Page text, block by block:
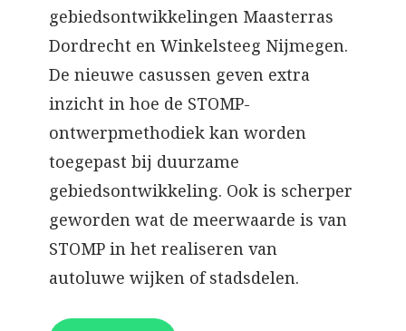
gebiedsontwikkelingen Maasterras
Dordrecht en Winkelsteeg Nijmegen.
De nieuwe casussen geven extra
inzicht in hoe de STOMP-
ontwerpmethodiek kan worden
toegepast bij duurzame
gebiedsontwikkeling. Ook is scherper
geworden wat de meerwaarde is van
STOMP in het realiseren van
autoluwe wijken of stadsdelen.